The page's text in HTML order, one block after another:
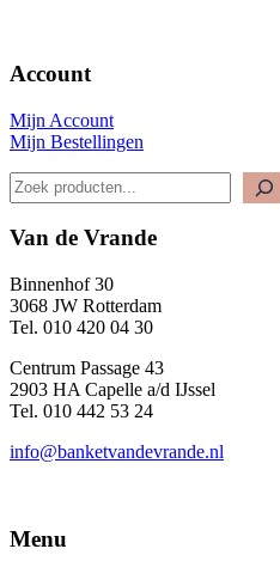
Account
Mijn Account
Mijn Bestellingen
Zoeken
Van de Vrande
Binnenhof 30
3068 JW Rotterdam
Tel. 010 420 04 30
Centrum Passage 43
2903 HA Capelle a/d IJssel
Tel. 010 442 53 24
info@banketvandevrande.nl
Menu